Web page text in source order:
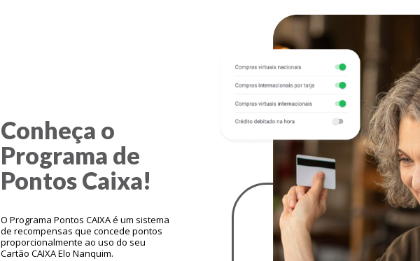
Conheça o
Programa de
Pontos Caixa!
O Programa Pontos CAIXA é um sistema
de recompensas que concede pontos
proporcionalmente ao uso do seu
Cartão CAIXA Elo Nanquim.